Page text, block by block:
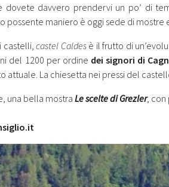
dovete davvero prendervi un po’ di
possente maniero è oggi sede di mostre
castelli,castel Caldesè il frutto di
del 1200 per ordine dei signori di
attuale. La chiesetta nei pressi del
una bella mostraLe scelte di Grezler, con